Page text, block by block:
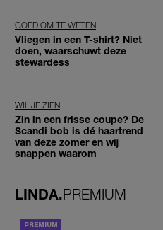
GOED OM TE WETEN
Vliegen in een T-shirt? Niet
doen, waarschuwt deze
stewardess
WIL JE ZIEN
Zin in een frisse coupe? De
Scandi bob is dé haartrend
van deze zomer en wij
snappen waarom
LINDA.PREMIUM